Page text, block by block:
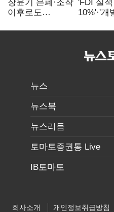
장윤기 은폐·조작
이후로도
내부비위…경찰
'FDI 실적
10%'·'개
인천경
뉴스
뉴스북
뉴스리듬
토마토증권통 Live
IB토마토
회사소개 개인정보취급방침